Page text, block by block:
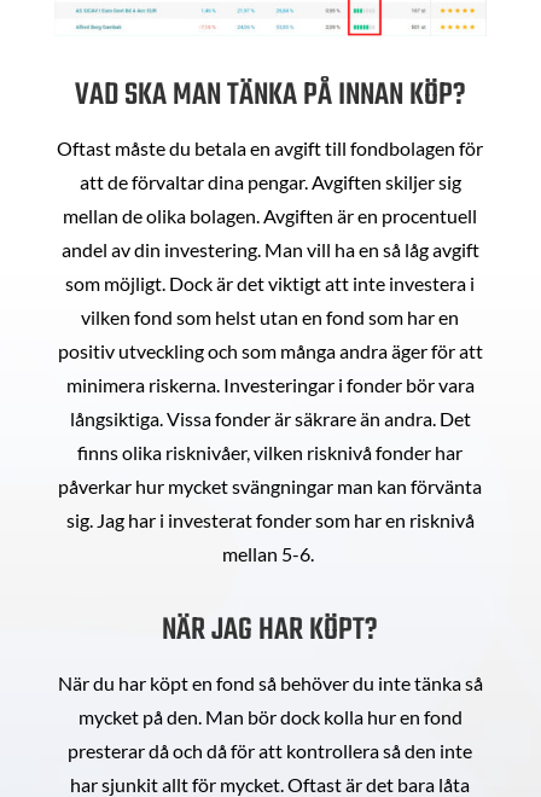
VAD SKA MAN TÄNKA PÅ INNAN KÖP?
Oftast måste du betala en avgift till fondbolagen för
att de förvaltar dina pengar. Avgiften skiljer sig
mellan de olika bolagen. Avgiften är en procentuell
andel av din investering. Man vill ha en så låg avgift
som möjligt. Dock är det viktigt att inte investera i
vilken fond som helst utan en fond som har en
positiv utveckling och som många andra äger för att
minimera riskerna. Investeringar i fonder bör vara
långsiktiga. Vissa fonder är säkrare än andra. Det
finns olika risknivåer, vilken risknivå fonder har
påverkar hur mycket svängningar man kan förvänta
sig. Jag har i investerat fonder som har en risknivå
mellan 5-6.
NÄR JAG HAR KÖPT?
När du har köpt en fond så behöver du inte tänka så
mycket på den. Man bör dock kolla hur en fond
presterar då och då för att kontrollera så den inte
har sjunkit allt för mycket. Oftast är det bara låta